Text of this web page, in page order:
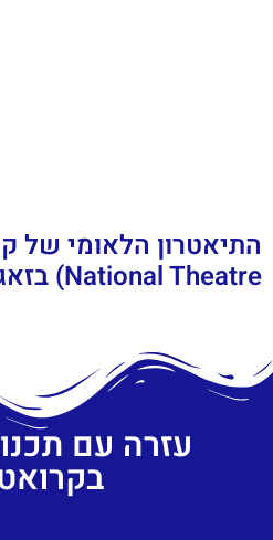
National Theatre) בזאגרב
עזרה עם